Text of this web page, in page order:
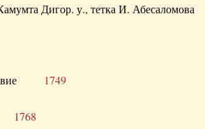
Камумта Дигор. у., тетка И.
1749
1768